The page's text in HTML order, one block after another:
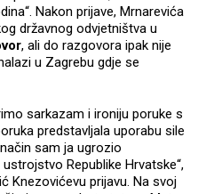
Nakon prijave, Mrnarevića
državnog odvjetništva u
, ali do razgovora ipak nije
u Zagrebu gdje se
sarkazam i ironiju poruke s
predstavljala uporabu sile
sam ja ugrozio
Republike Hrvatske“,
Knezovićevu prijavu. Na svoj